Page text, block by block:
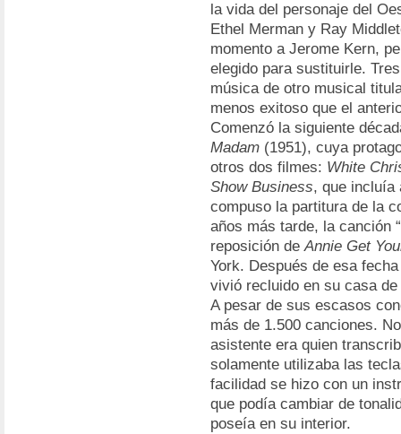
la vida del personaje del
Ethel Merman y Ray
momento a Jerome Kern,
elegido para sustituirle.
música de otro musical
menos exitoso que el
Comenzó la siguiente
Madam (1951), cuya
otros dos filmes: White
Show Business, que incluía
compuso la partitura de la
años más tarde, la canción
reposición deAnnie Get
York. Después de esa
vivió recluido en su casa de
A pesar de sus escasos
más de 1.500 canciones.
asistente era quien
solamente utilizaba las
facilidad se hizo con un
que podía cambiar de
poseía en su interior.